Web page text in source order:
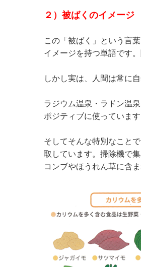
２）被ばくのイメージ
この「被ばく」という言
イメージを持つ単語です
しかし実は、人間は常に
ラジウム温泉・ラドン温
ポジティブに使っています
そしてそんな特別なこと
取しています。掃除機で
コンブやほうれん草に含